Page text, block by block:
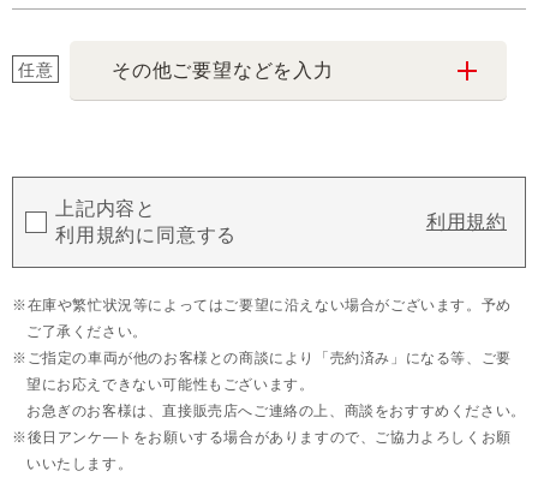
任意 その他ご要望などを入力
上記内容と
利用規約に同意する
利用規約
在庫や繁忙状況等によってはご要望に沿えない場合がございます。予め
ご了承ください。
ご指定の車両が他のお客様との商談により「売約済み」になる等、ご要
望にお応えできない可能性もございます。
お急ぎのお客様は、直接販売店へご連絡の上、商談をおすすめください。
後日アンケ―トをお願いする場合がありますので、ご協力よろしくお願
いいたします。